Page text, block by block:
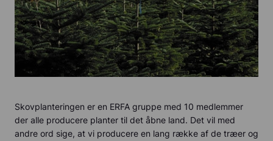
Skovplanteringen er en ERFA gruppe med 10 medlemmer
der alle producere planter til det åbne land. Det vil med
andre ord sige, at vi producere en lang række af de træer og